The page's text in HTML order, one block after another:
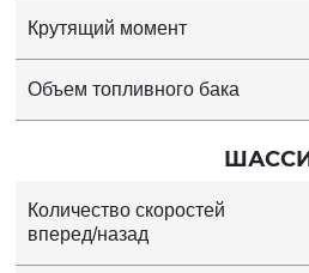
Крутящий момент
Объем топливного бака
Количество скоростей
вперед/назад